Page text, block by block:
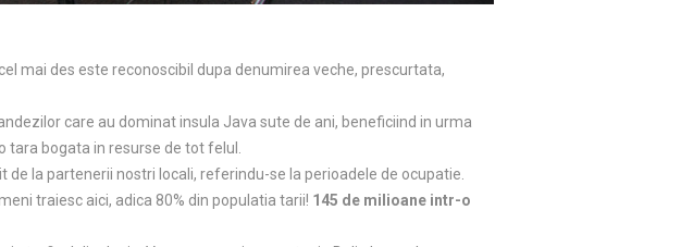
mai des este reconoscibil dupa denumirea veche, prescurtata,
care au dominat insula Java sute de ani, beneficiind in urma
bogata in resurse de tot felul.
de la partenerii nostri locali, referindu-se la perioadele de ocupatie.
traiesc aici, adica 80% din populatia tarii! 145 de milioane intr-o